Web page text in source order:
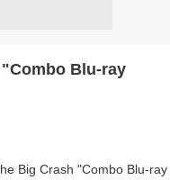
Blu-ray